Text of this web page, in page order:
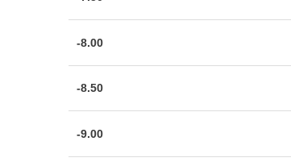
-8.00
-8.50
-9.00